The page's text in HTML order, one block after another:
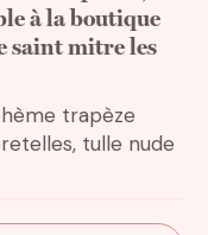
à la boutique
saint mitre les
trapèze
tulle nude